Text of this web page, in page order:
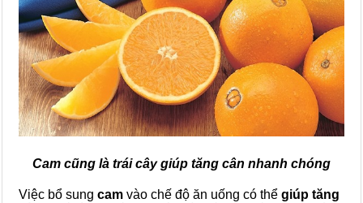
Cam cũng là trái cây giúp tăng cân nhanh chóng
Việc bổ sung cam vào chế độ ăn uống có thể giúp tăng